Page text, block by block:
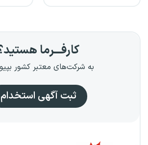
کارفـــرما
به شرکت‌های معتبر کشور
ثبت آگهی استخدام